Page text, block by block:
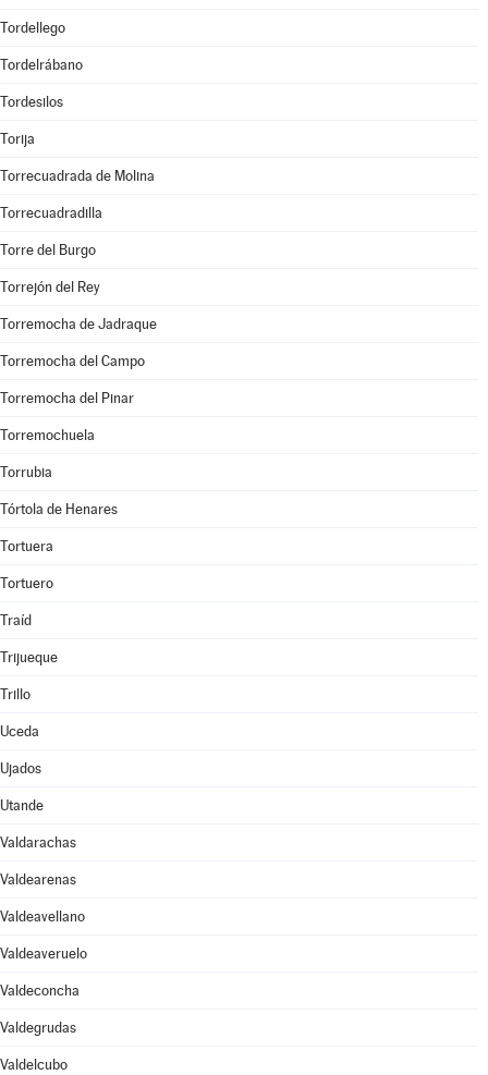
Tordellego
Tordelrábano
Tordesilos
Torija
Torrecuadrada de Molina
Torrecuadradilla
Torre del Burgo
Torrejón del Rey
Torremocha de Jadraque
Torremocha del Campo
Torremocha del Pinar
Torremochuela
Torrubia
Tórtola de Henares
Tortuera
Tortuero
Traíd
Trijueque
Trillo
Uceda
Ujados
Utande
Valdarachas
Valdearenas
Valdeavellano
Valdeaveruelo
Valdeconcha
Valdegrudas
Valdelcubo